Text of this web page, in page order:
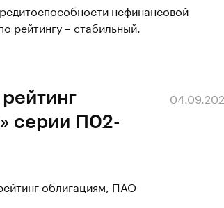
нефинансовой
рейтингу – стабильный.
серии П02-
облигациям, ПАО